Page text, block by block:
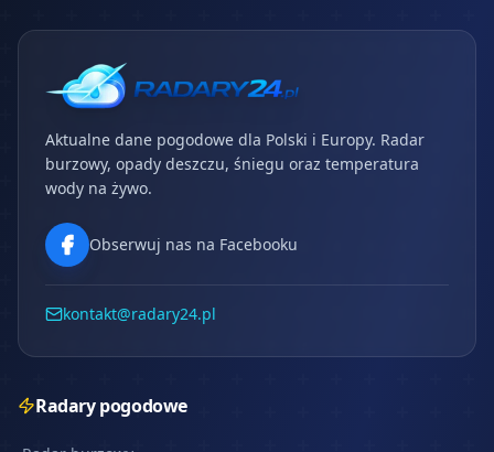
Aktualne dane pogodowe dla Polski i Europy. Radar
burzowy, opady deszczu, śniegu oraz temperatura
wody na żywo.
Obserwuj nas na Facebooku
kontakt@radary24.pl
Radary pogodowe